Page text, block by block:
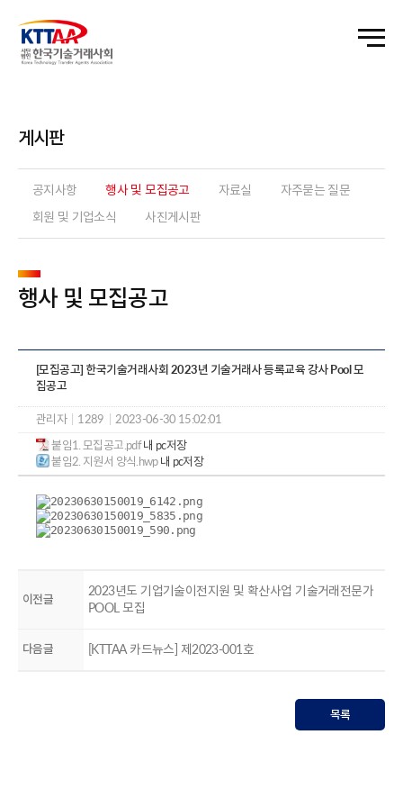
게시판
공지사항 행사 및 모집공고 자료실
자주묻는 질문
회원 및 기업소식
사진게시판
행사 및 모집공고
[모집공고] 한국기술거래사회 2023년 기술거래사 등록교육 강사 Pool 모
집공고
관리자 1289
2023-06-30 15:02:01
붙임1. 모집공고.pdf내 pc저장
붙임2. 지원서 양식.hwp내 pc저장
이전글
2023년도 기업기술이전지원 및 확산사업 기술거래전문가
POOL 모집
다음글 [KTTAA 카드뉴스] 제2023-001호
목록